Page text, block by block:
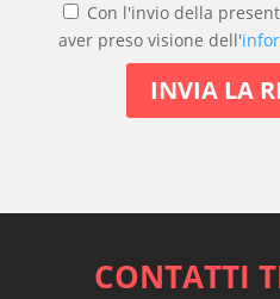
Con l'invio della
aver preso visione dell'
CONTATTI